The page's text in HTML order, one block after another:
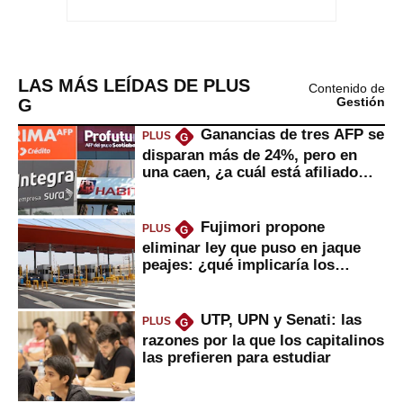
LAS MÁS LEÍDAS DE PLUS
G
Contenido de
Gestión
PLUS G
Ganancias de tres AFP se
disparan más de 24%, pero en
una caen, ¿a cuál está afiliado
PLUS G
Fujimori propone
eliminar ley que puso en jaque
peajes: ¿qué implicaría los
PLUS G
UTP, UPN y Senati: las
razones por la que los capitalinos
las prefieren para estudiar